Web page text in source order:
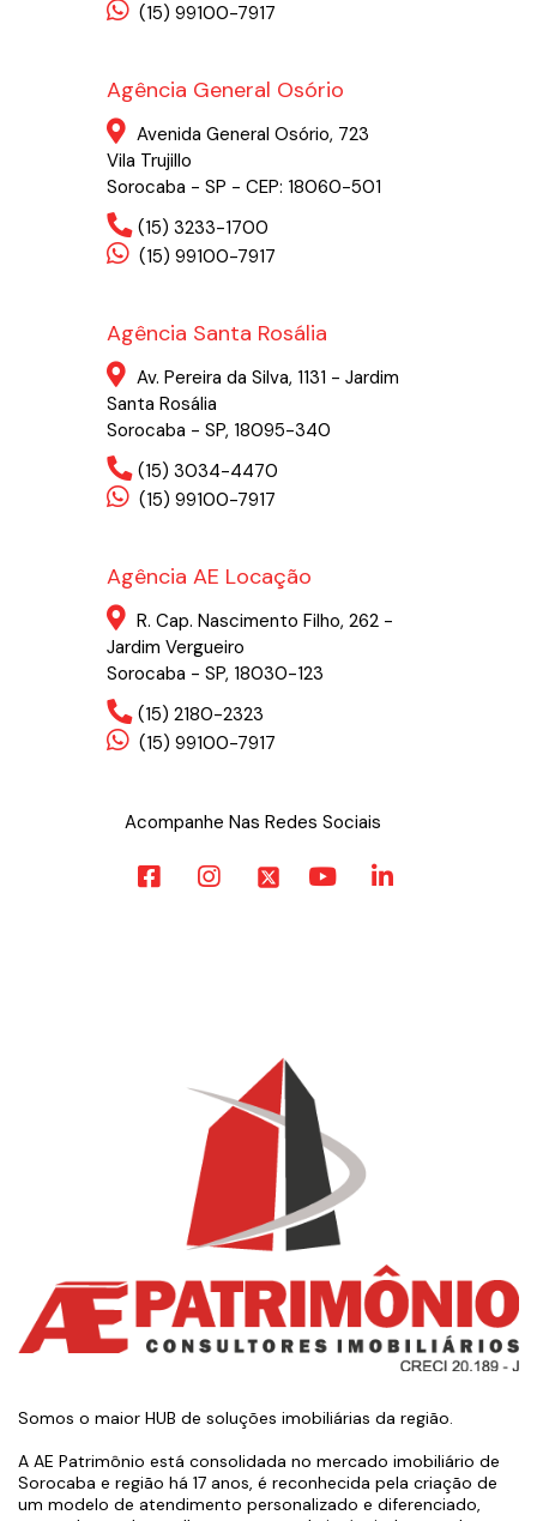
(15) 99100-7917
Agência General Osório
Avenida General Osório, 723
Vila Trujillo
Sorocaba - SP - CEP: 18060-501
(15) 3233-1700
(15) 99100-7917
Agência Santa Rosália
Av. Pereira da Silva, 1131 - Jardim
Santa Rosália
Sorocaba - SP, 18095-340
(15) 3034-4470
(15) 99100-7917
Agência AE Locação
R. Cap. Nascimento Filho, 262 -
Jardim Vergueiro
Sorocaba - SP, 18030-123
(15) 2180-2323
(15) 99100-7917
Acompanhe Nas Redes Sociais
Somos o maior HUB de soluções imobiliárias da região.
A AE Patrimônio está consolidada no mercado imobiliário de
Sorocaba e região há 17 anos, é reconhecida pela criação de
um modelo de atendimento personalizado e diferenciado,